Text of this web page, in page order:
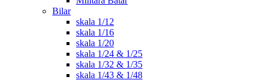
Bilar
skala 1/12
skala 1/16
skala 1/20
skala 1/24 & 1/25
skala 1/32 & 1/35
skala 1/43 & 1/48